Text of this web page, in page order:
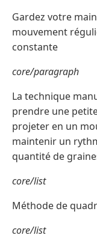
Gardez votre
mouvement
constante
core/paragraph
La technique
prendre une
projeter en un
maintenir un
quantité de
core/list
Méthode de
core/list